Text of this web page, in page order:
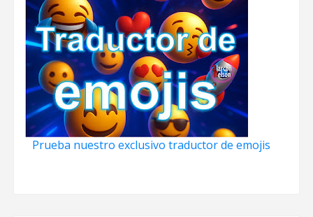
Prueba nuestro exclusivo traductor de emojis